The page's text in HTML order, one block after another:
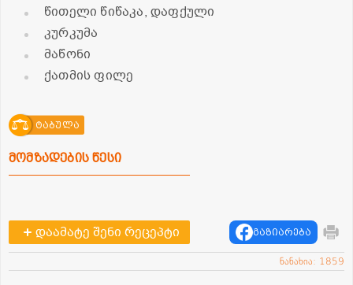
წითელი წიწაკა, დაფქული
კურკუმა
მაწონი
ქათმის ფილე
ტაბულა
მომზადების წესი
დაამატე შენი რეცეპტი გაზიარება
ნანახია: 1859